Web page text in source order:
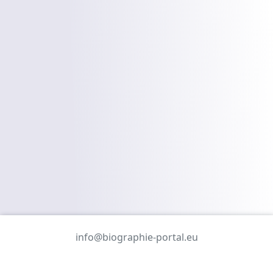
info@biographie-portal.eu